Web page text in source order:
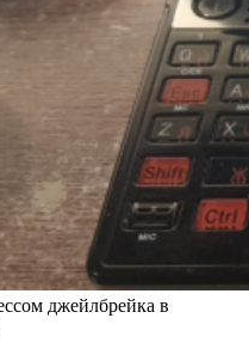
джейлбрейка в